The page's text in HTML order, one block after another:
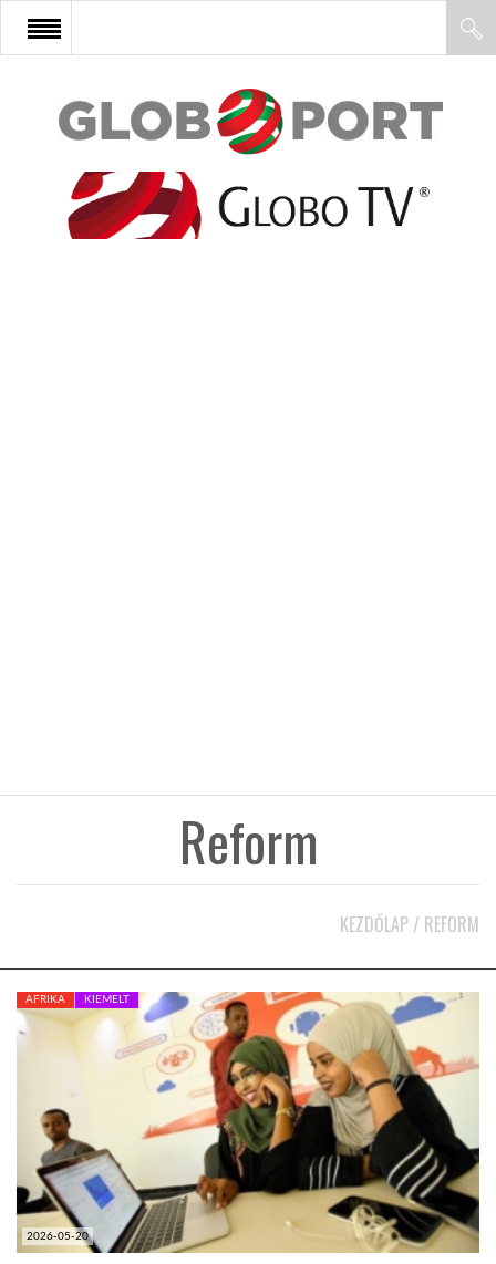
FŐOLDAL
AFRIKA
HÍR3D
TROPICALMAGAZIN
GLOBOTV
AFRIKA TUDÁSTÁR
A NAP SZÉPE
Reform
KEZDŐLAP / REFORM
2026-05-20
AFRIKA KIEMELT